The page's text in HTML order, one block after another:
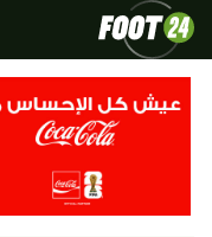
الأخبار الوطنية
الأخبار العالمية
محترفونا بالخارج